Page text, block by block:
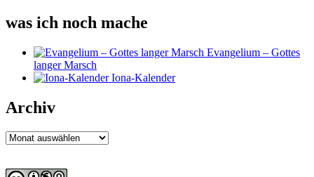
was ich noch mache
Evangelium – Gottes
langer Marsch
Iona-Kalender
Archiv
Archiv